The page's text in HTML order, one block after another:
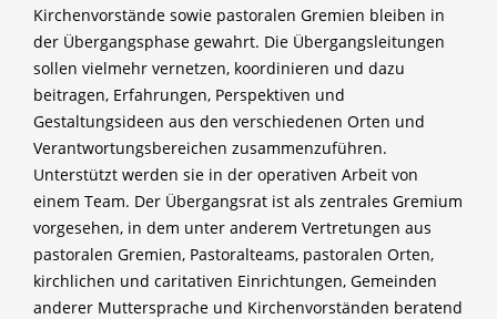
Kirchenvorstände sowie pastoralen Gremien bleiben in
der Übergangsphase gewahrt. Die Übergangsleitungen
sollen vielmehr vernetzen, koordinieren und dazu
beitragen, Erfahrungen, Perspektiven und
Gestaltungsideen aus den verschiedenen Orten und
Verantwortungsbereichen zusammenzuführen.
Unterstützt werden sie in der operativen Arbeit von
einem Team. Der Übergangsrat ist als zentrales Gremium
vorgesehen, in dem unter anderem Vertretungen aus
pastoralen Gremien, Pastoralteams, pastoralen Orten,
kirchlichen und caritativen Einrichtungen, Gemeinden
anderer Muttersprache und Kirchenvorständen beratend